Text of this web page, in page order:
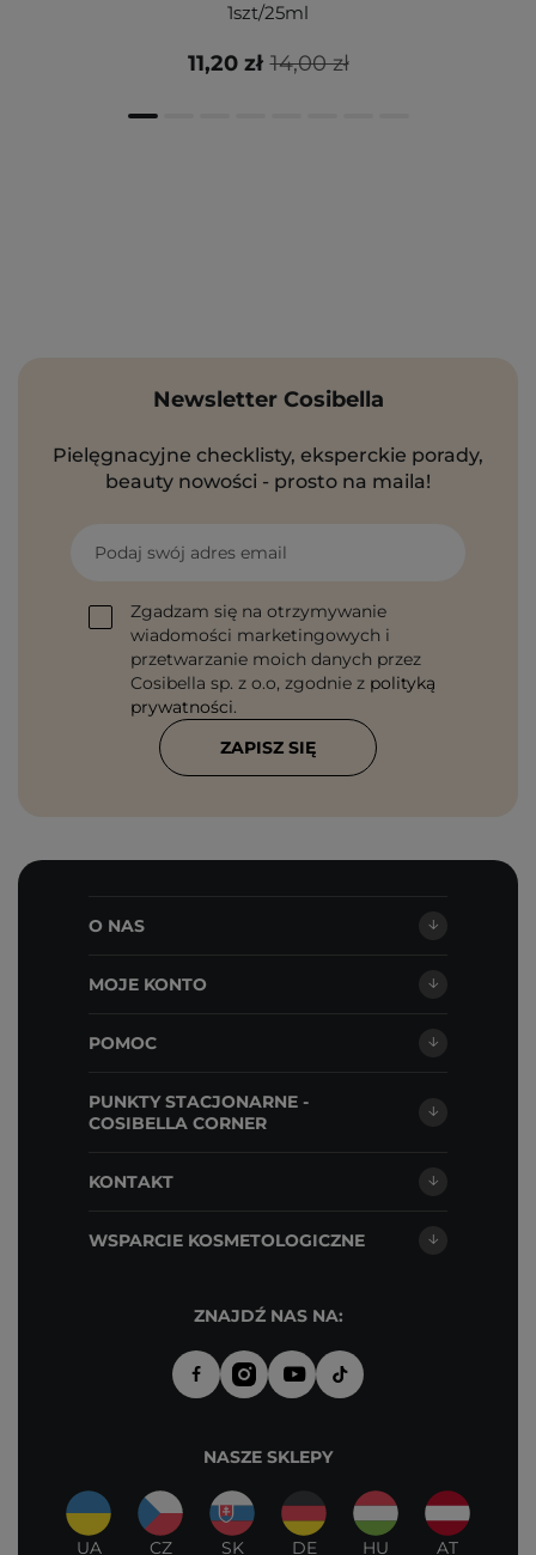
1szt/25ml
14,00 zł
11,20 zł
Newsletter Cosibella
Pielęgnacyjne checklisty, eksperckie porady,
beauty nowości - prosto na maila!
Podaj swój adres email
Zgadzam się na otrzymywanie
wiadomości marketingowych i
przetwarzanie moich danych przez
Cosibella sp. z o.o, zgodnie z polityką
prywatności.
ZAPISZ SIĘ
O NAS
MOJE KONTO
POMOC
PUNKTY STACJONARNE -
COSIBELLA CORNER
KONTAKT
WSPARCIE KOSMETOLOGICZNE
ZNAJDŹ NAS NA:
NASZE SKLEPY
UA CZ SK DE HU AT